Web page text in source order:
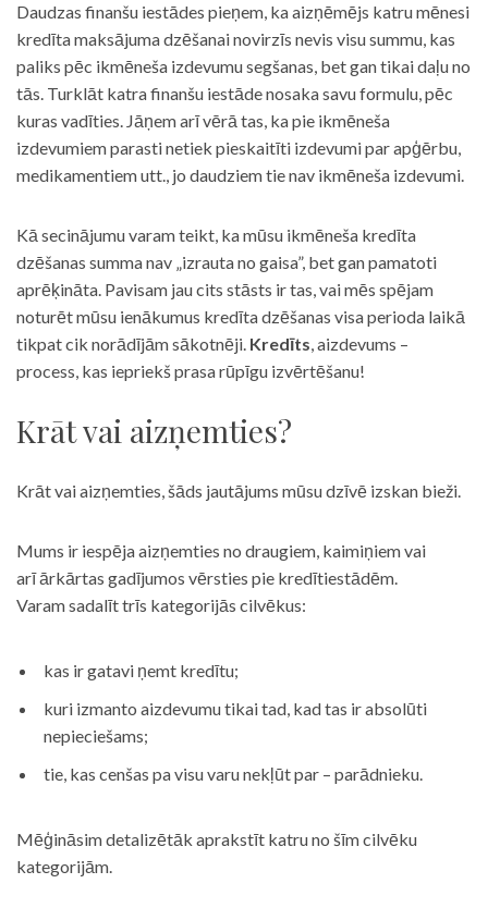
Daudzas finanšu iestādes pieņem, ka aizņēmējs katru mēnesi
kredīta maksājuma dzēšanai novirzīs nevis visu summu, kas
paliks pēc ikmēneša izdevumu segšanas, bet gan tikai daļu no
tās. Turklāt katra finanšu iestāde nosaka savu formulu, pēc
kuras vadīties. Jāņem arī vērā tas, ka pie ikmēneša
izdevumiem parasti netiek pieskaitīti izdevumi par apģērbu,
medikamentiem utt., jo daudziem tie nav ikmēneša izdevumi.
Kā secinājumu varam teikt, ka mūsu ikmēneša kredīta
dzēšanas summa nav „izrauta no gaisa”, bet gan pamatoti
aprēķināta. Pavisam jau cits stāsts ir tas, vai mēs spējam
noturēt mūsu ienākumus kredīta dzēšanas visa perioda laikā
tikpat cik norādījām sākotnēji. Kredīts, aizdevums –
process, kas iepriekš prasa rūpīgu izvērtēšanu!
Krāt vai aizņemties?
Krāt vai aizņemties, šāds jautājums mūsu dzīvē izskan bieži.
Mums ir iespēja aizņemties no draugiem, kaimiņiem vai
arī ārkārtas gadījumos vērsties pie kredītiestādēm.
Varam sadalīt trīs kategorijās cilvēkus:
kas ir gatavi ņemt kredītu;
kuri izmanto aizdevumu tikai tad, kad tas ir absolūti
nepieciešams;
tie, kas cenšas pa visu varu nekļūt par – parādnieku.
Mēģināsim detalizētāk aprakstīt katru no šīm cilvēku
kategorijām.